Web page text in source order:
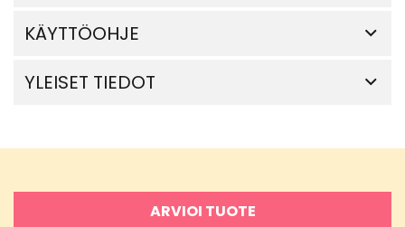
KÄYTTÖOHJE
YLEISET TIEDOT
ARVIOI TUOTE